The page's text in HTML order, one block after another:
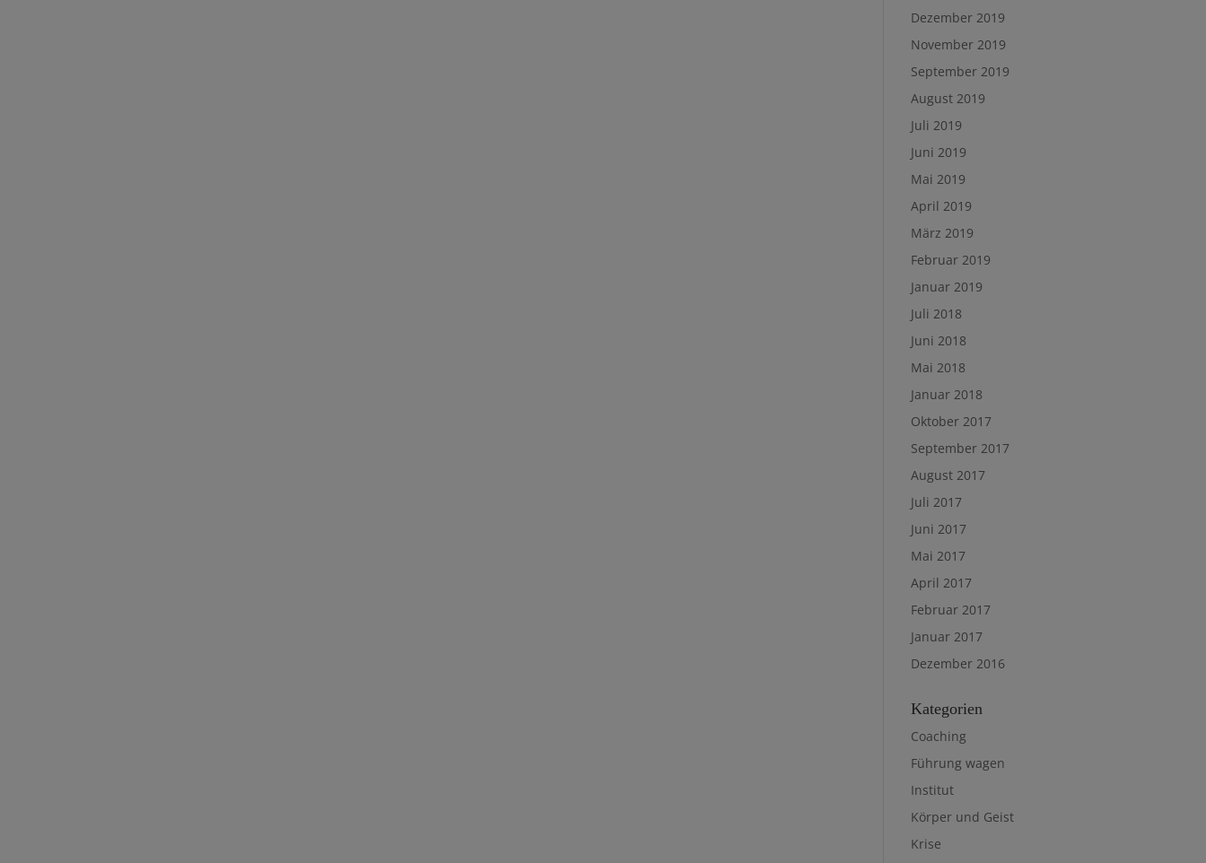
Dezember 2019
November 2019
September 2019
August 2019
Juli 2019
Juni 2019
Mai 2019
April 2019
März 2019
Februar 2019
Januar 2019
Juli 2018
Juni 2018
Mai 2018
Januar 2018
Oktober 2017
September 2017
August 2017
Juli 2017
Juni 2017
Mai 2017
April 2017
Februar 2017
Januar 2017
Dezember 2016
Kategorien
Coaching
Führung wagen
Institut
Körper und Geist
Krise